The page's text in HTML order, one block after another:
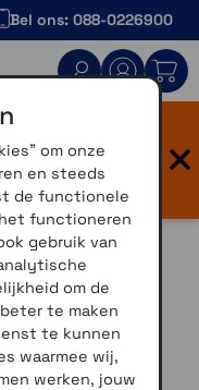
Bel ons: 088-0226900
heeft
vertrouwde
jasje.
×
GPS
om onze
en steeds
de functionele
functioneren
gebruik van
om de
te maken
te kunnen
waarmee wij,
werken, jouw